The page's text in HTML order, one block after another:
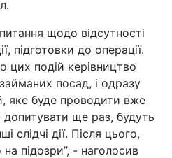
щодо відсутності
підготовки до операції.
цих подій керівництво
посад, і одразу
яке буде проводити вже
ще раз, будуть
слідчі дії. Після цього,
підозри”, - наголосив